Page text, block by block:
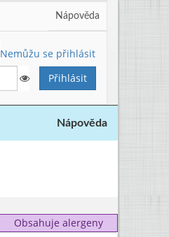
Nápověda
Nemůžu se přihlásit
Nápověda
Obsahuje alergeny